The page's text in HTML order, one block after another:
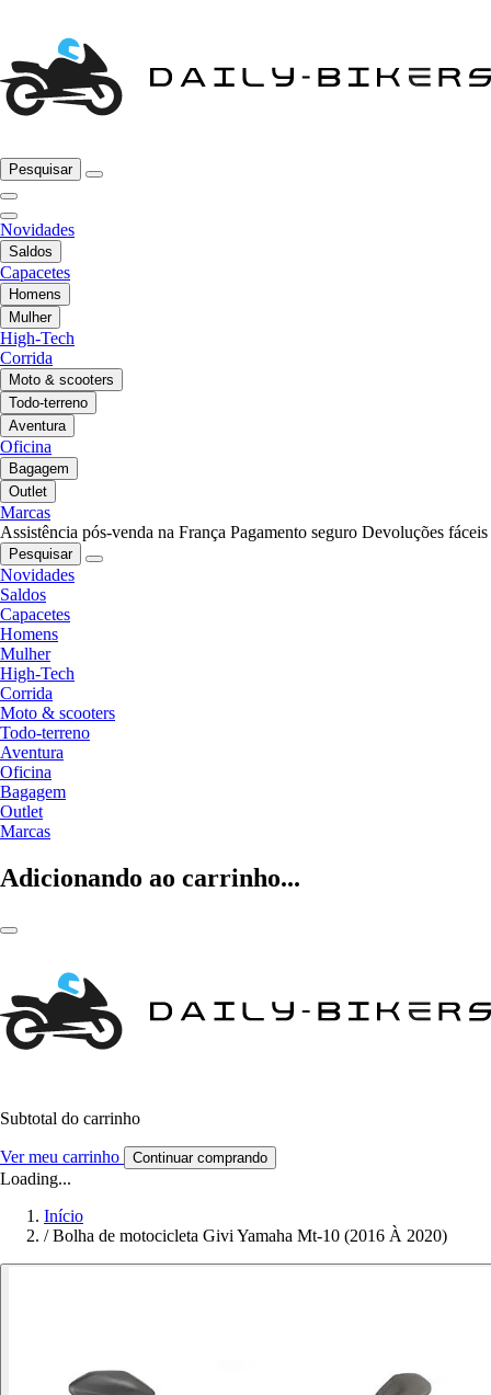
Pesquisar
Novidades
Saldos
Capacetes
Homens
Mulher
High-Tech
Corrida
Moto & scooters
Todo-terreno
Aventura
Oficina
Bagagem
Outlet
Marcas
Assistência pós-venda na França Pagamento seguro Devoluções fáceis
Pesquisar
Novidades
Saldos
Capacetes
Homens
Mulher
High-Tech
Corrida
Moto & scooters
Todo-terreno
Aventura
Oficina
Bagagem
Outlet
Marcas
Adicionando ao carrinho...
Subtotal do carrinho
Ver meu carrinho Continuar comprando
Loading...
Início
/ Bolha de motocicleta Givi Yamaha Mt-10 (2016 À 2020)